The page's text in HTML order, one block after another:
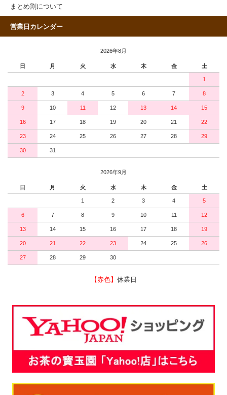
まとめ割について
営業日カレンダー
2026年8月
日 月 火 水 木 金 土
1
2 3 4 5 6 7 8
9 10 11 12 13 14 15
16 17 18 19 20 21 22
23 24 25 26 27 28 29
30 31
2026年9月
日 月 火 水 木 金 土
1 2 3 4 5
6 7 8 9 10 11 12
13 14 15 16 17 18 19
20 21 22 23 24 25 26
27 28 29 30
【赤色】 休業日